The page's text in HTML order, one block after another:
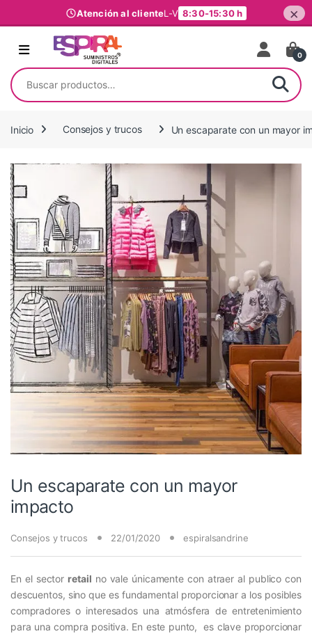
Atención al clienteL-V 8:30-15:30 h ×
Ir al contenido
0
Buscar por:
Inicio Consejos y trucos Un escaparate con un mayor
Un escaparate con un mayor
impacto
Consejos y trucos 22/01/2020 espiralsandrine
En el sector retail no vale únicamente con atraer al publico con
descuentos, sino que es fundamental proporcionar a los posibles
compradores o interesados una atmósfera de entretenimiento
para una compra positiva. En este punto, es clave proporcionar